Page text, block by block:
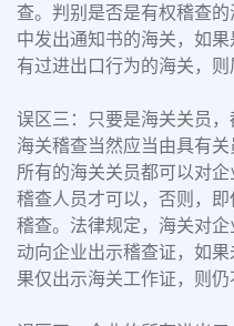
查。判别是否是有权稽查
中发出通知书的海关，如
有过进出口行为的海关，则
误区三：只要是海关关员，
海关稽查当然应当由具有
所有的海关关员都可以对
稽查人员才可以，否则，
稽查。法律规定，海关对
动向企业出示稽查证，如
果仅出示海关工作证，则仍